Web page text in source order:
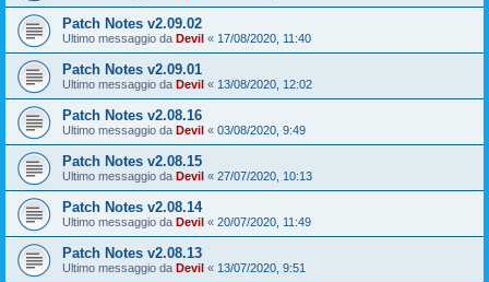
Patch Notes v2.09.02
Ultimo messaggio da Devil « 17/08/2020, 11:40
Patch Notes v2.09.01
Ultimo messaggio da Devil « 13/08/2020, 12:02
Patch Notes v2.08.16
Ultimo messaggio da Devil « 03/08/2020, 9:49
Patch Notes v2.08.15
Ultimo messaggio da Devil « 27/07/2020, 10:13
Patch Notes v2.08.14
Ultimo messaggio da Devil « 20/07/2020, 11:49
Patch Notes v2.08.13
Ultimo messaggio da Devil « 13/07/2020, 9:51